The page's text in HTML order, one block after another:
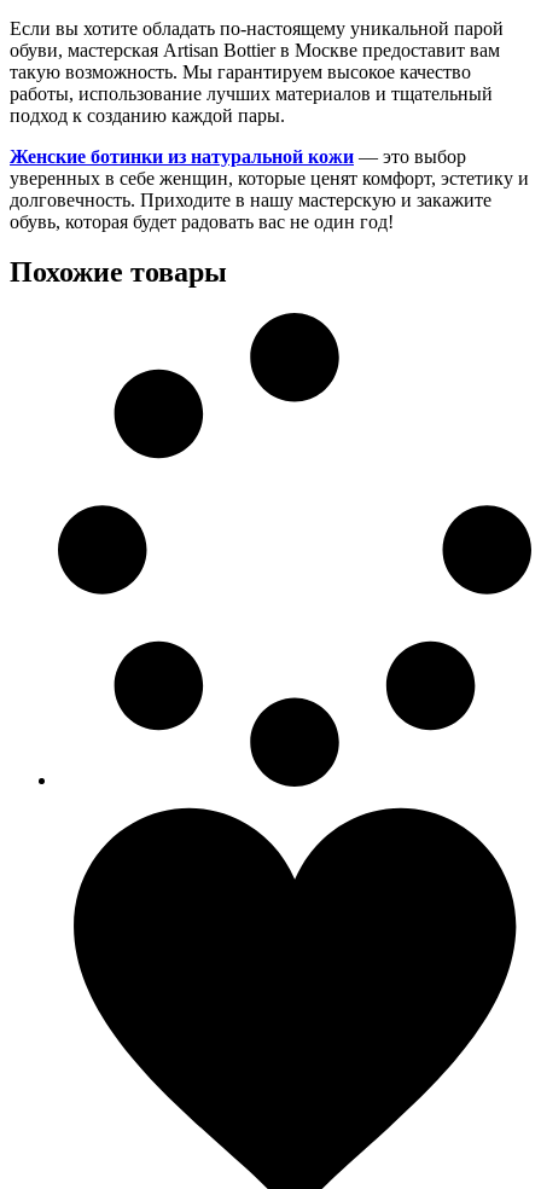
Если вы хотите обладать по-настоящему уникальной парой
обуви, мастерская Artisan Bottier в Москве предоставит вам
такую возможность. Мы гарантируем высокое качество
работы, использование лучших материалов и тщательный
подход к созданию каждой пары.
Женские ботинки из натуральной кожи — это выбор
уверенных в себе женщин, которые ценят комфорт, эстетику и
долговечность. Приходите в нашу мастерскую и закажите
обувь, которая будет радовать вас не один год!
Похожие товары